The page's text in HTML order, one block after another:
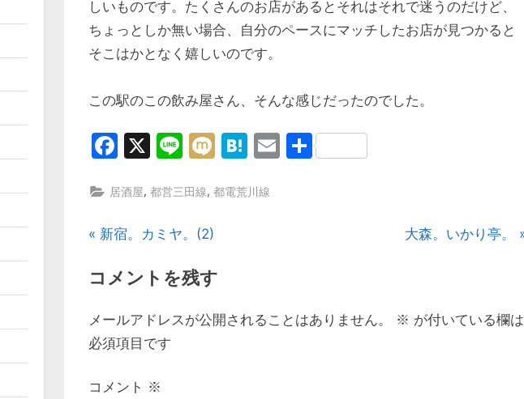
しいものです。たくさんのお店があるとそれはそれで迷うのだけど、
ちょっとしか無い場合、自分のペースにマッチしたお店が見つかると
そこはかとなく嬉しいのです。
この駅のこの飲み屋さん、そんな感じだったのでした。
Facebook
X LineMixiHatena
Email
共
居酒屋, 都営三田線, 都電荒川線
投
稿
ナ
ビ
ゲ
P
e
o
新宿。カミヤ。(2)
N
P
大森。いかり亭。
コメントを残す
メールアドレスが公開されることはありません。 ※ が付いている欄は
必須項目です
コメント ※